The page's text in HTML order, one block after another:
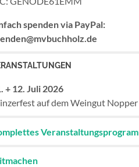
spenden via PayPal:
+ 12. Juli 2026
auf dem Weingut Nopper